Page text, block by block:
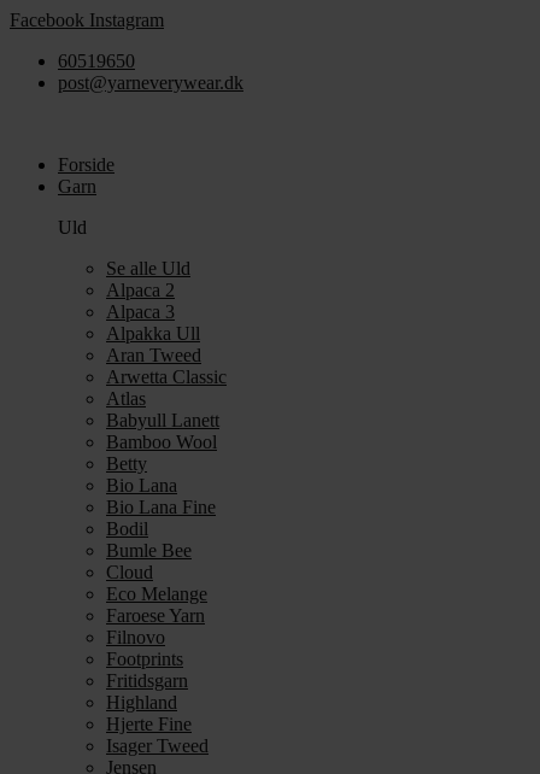
Videre
indhold
Facebook Instagram
60519650
post@yarneverywear.dk
Forside
Garn
Uld
Se alle Uld
Alpaca 2
Alpaca 3
Alpakka Ull
Aran Tweed
Arwetta Classic
Atlas
Babyull Lanett
Bamboo Wool
Betty
Bio Lana
Bio Lana Fine
Bodil
Bumle Bee
Cloud
Eco Melange
Faroese Yarn
Filnovo
Footprints
Fritidsgarn
Highland
Hjerte Fine
Isager Tweed
Jensen